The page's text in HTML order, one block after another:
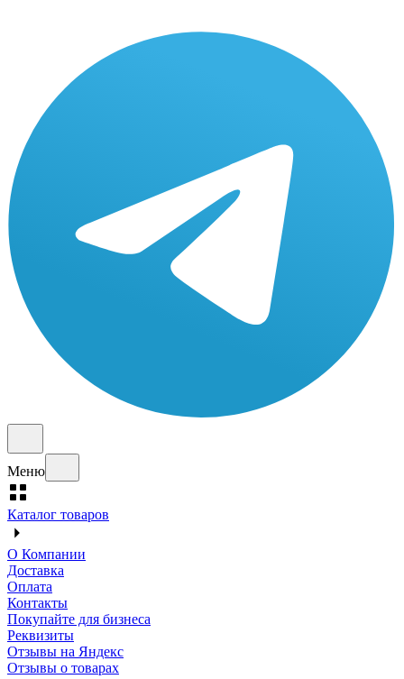
Меню
Каталог товаров
О Компании
Доставка
Оплата
Контакты
Покупайте для бизнеса
Реквизиты
Отзывы на Яндекс
Отзывы о товарах